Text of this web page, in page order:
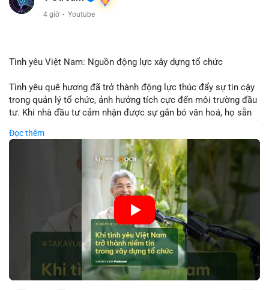
4 giờ · Youtube
Tình yêu Việt Nam: Nguồn động lực xây dựng tổ chức
Tình yêu quê hương đã trở thành động lực thúc đẩy sự tin cậy
trong quản lý tổ chức, ảnh hưởng tích cực đến môi trường đầu
tư. Khi nhà đầu tư cảm nhận được sự gắn bó văn hoá, họ sẵn
các công ty blockchain và tiền mã hoá. Sự tăng cường niềm
tin này giúp giảm rủi ro thị trường, cải thiện chi phí vốn và thúc
đẩy sự phát triển bền vững của ngành công nghệ tài chính. Các
nhà quản lý cần khai thác tinh thần này để xây dựng chiến lược
phát triển bền vững và thu hút vốn đầu tư.
🎥 Xem video trực tiếp tại:
Nguồn: VIETSUCCESS
Đọc thêm